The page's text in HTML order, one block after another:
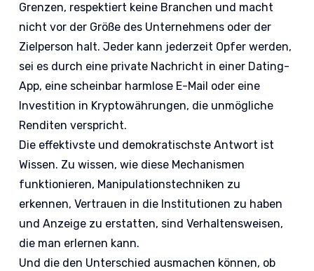
Grenzen, respektiert keine Branchen und macht
nicht vor der Größe des Unternehmens oder der
Zielperson halt. Jeder kann jederzeit Opfer werden,
sei es durch eine private Nachricht in einer Dating-
App, eine scheinbar harmlose E-Mail oder eine
Investition in Kryptowährungen, die unmögliche
Renditen verspricht.
Die effektivste und demokratischste Antwort ist
Wissen. Zu wissen, wie diese Mechanismen
funktionieren, Manipulationstechniken zu
erkennen, Vertrauen in die Institutionen zu haben
und Anzeige zu erstatten, sind Verhaltensweisen,
die man erlernen kann.
Und die den Unterschied ausmachen können, ob